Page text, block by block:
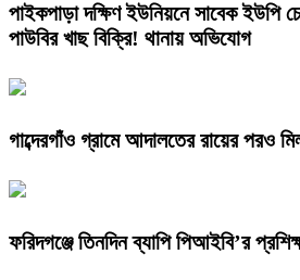
পাইকপাড়া দক্ষিণ ইউনিয়নে সাবেক ইউপি
পাউবির খাছ বিক্রি! থানায় অভিযোগ
গাব্দেরগাঁও গ্রামে আদালতের রায়ের পরও
ফরিদগঞ্জে তিনদিন ব্যাপি পিআইবি’র